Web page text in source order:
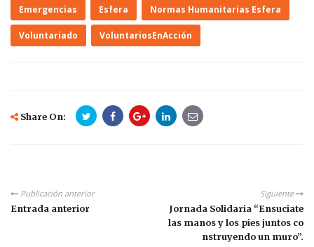
Emergencias Esfera Normas Humanitarias Esfera
Voluntariado VoluntariosEnAcción
Share On:
Publicación anterior
Entrada anterior
Siguiente
Jornada Solidaria “Ensuciate
las manos y los pies juntos co
nstruyendo un muro”.